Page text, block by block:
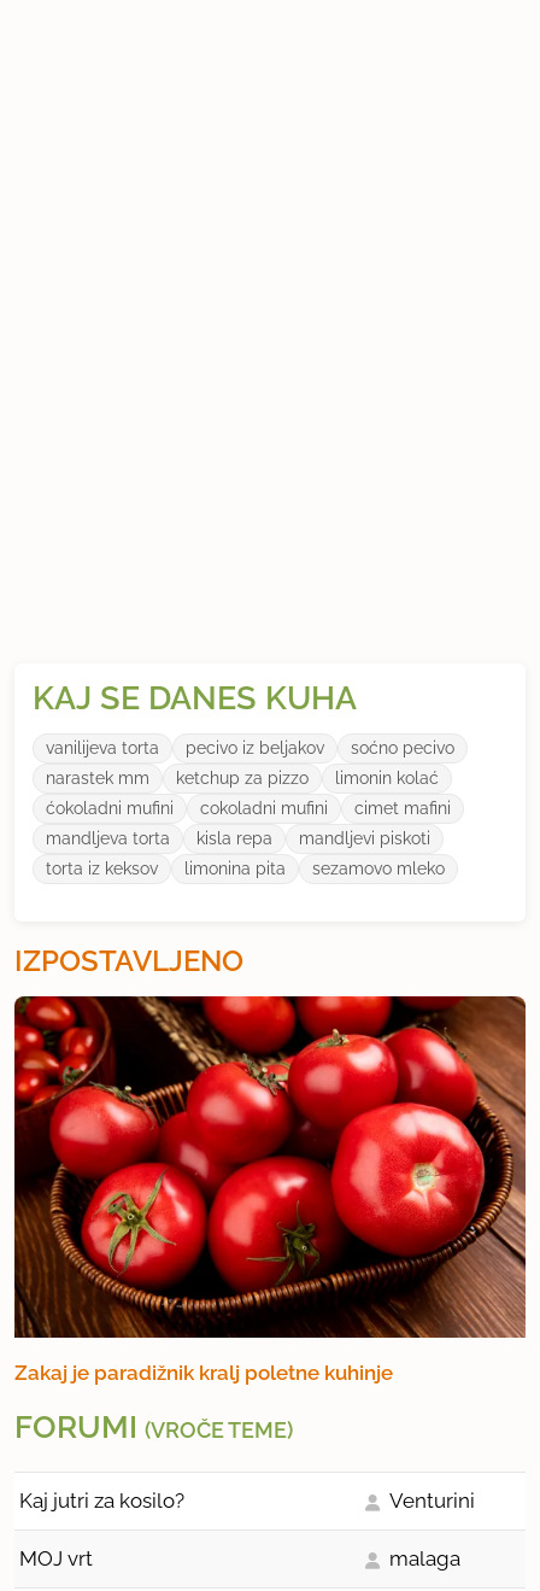
KAJ SE DANES KUHA
vanilijeva torta pecivo iz beljakov
soćno pecivo
narastek mm
ketchup za pizzo
limonin kolać
ćokoladni mufini
cokoladni mufini
cimet mafini
mandljeva torta
kisla repa
mandljevi piskoti
torta iz keksov
limonina pita sezamovo mleko
IZPOSTAVLJENO
Zakaj je paradižnik kralj poletne kuhinje
FORUMI (VROČE TEME)
Kaj jutri za kosilo? Venturini
MOJ vrt malaga